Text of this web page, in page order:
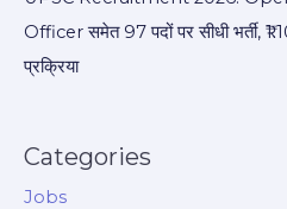
Officer समेत 97 पदों पर सीधी भर्ती,
प्रक्रिया
Categories
Jobs